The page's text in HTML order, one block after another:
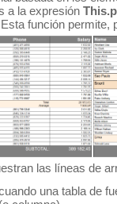
a la expresión
función permite,
las líneas de
una tabla de